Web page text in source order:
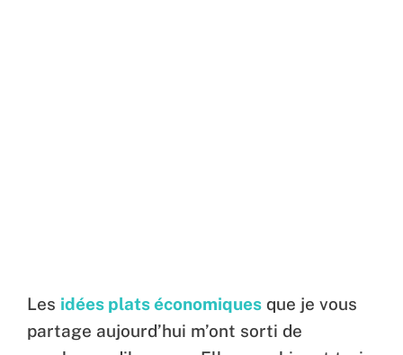
Les idées plats économiques que je vous
partage aujourd’hui m’ont sorti de